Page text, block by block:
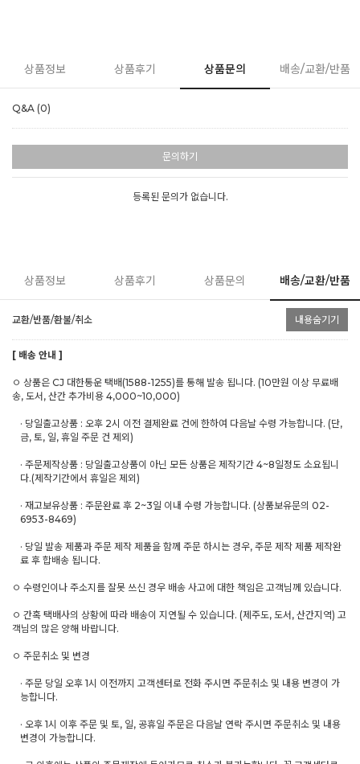
상품정보 상품후기 상품문의 배송/교환/반품
Q&A (0)
문의하기
등록된 문의가 없습니다.
상품정보 상품후기 상품문의 배송/교환/반품
교환/반품/환불/취소 내용숨기기
[ 배송 안내 ]
ㅇ 상품은 CJ 대한통운 택배(1588-1255)를 통해 발송 됩니다. (10만원 이상 무료배
송, 도서, 산간 추가비용 4,000~10,000)
· 당일출고상품 : 오후 2시 이전 결제완료 건에 한하여 다음날 수령 가능합니다. (단,
금, 토, 일, 휴일 주문 건 제외)
· 주문제작상품 : 당일출고상품이 아닌 모든 상품은 제작기간 4~8일정도 소요됩니
다.(제작기간에서 휴일은 제외)
· 재고보유상품 : 주문완료 후 2~3일 이내 수령 가능합니다. (상품보유문의 02-
6953-8469)
· 당일 발송 제품과 주문 제작 제품을 함께 주문 하시는 경우, 주문 제작 제품 제작완
료 후 합배송 됩니다.
ㅇ 수령인이나 주소지를 잘못 쓰신 경우 배송 사고에 대한 책임은 고객님께 있습니다.
ㅇ 간혹 택배사의 상황에 따라 배송이 지연될 수 있습니다. (제주도, 도서, 산간지역) 고
객님의 많은 양해 바랍니다.
ㅇ 주문취소 및 변경
· 주문 당일 오후 1시 이전까지 고객센터로 전화 주시면 주문취소 및 내용 변경이 가
능합니다.
· 오후 1시 이후 주문 및 토, 일, 공휴일 주문은 다음날 연락 주시면 주문취소 및 내용
변경이 가능합니다.